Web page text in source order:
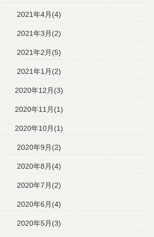
2021年4月(4)
2021年3月(2)
2021年2月(5)
2021年1月(2)
2020年12月(3)
2020年11月(1)
2020年10月(1)
2020年9月(2)
2020年8月(4)
2020年7月(2)
2020年6月(4)
2020年5月(3)